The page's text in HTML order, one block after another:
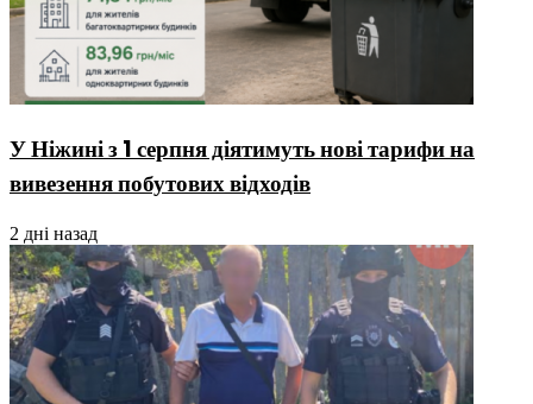
У Ніжині з 1 серпня діятимуть нові тарифи на
вивезення побутових відходів
2 дні назад